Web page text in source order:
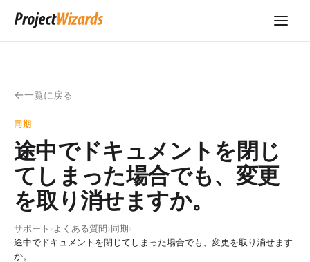
一覧に戻る
同期
途中でドキュメントを閉じ
てしまった場合でも、変更
を取り消せますか。
サポート › よくある質問›同期›
途中でドキュメントを閉じてしまった場合でも、変更を取り消せます
か。